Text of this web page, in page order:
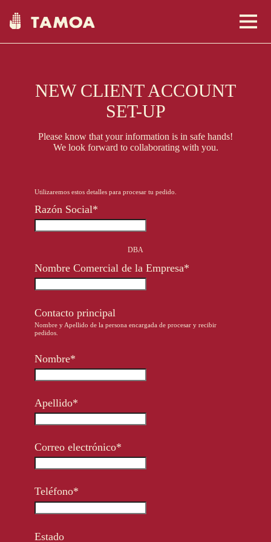
Nosotros
USA
Clientes
Ingresa
En
NEW CLIENT ACCOUNT
SET-UP
Please know that your information is in safe hands!
We look forward to collaborating with you.
Utilizaremos estos detalles para procesar tu pedido.
Razón Social*
DBA
Nombre Comercial de la Empresa*
Contacto principal
Nombre y Apellido de la persona encargada de procesar y recibir
pedidos.
Nombre*
Apellido*
Correo electrónico*
Teléfono*
Estado